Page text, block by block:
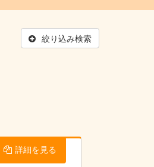
絞り込み検索
詳細を見る